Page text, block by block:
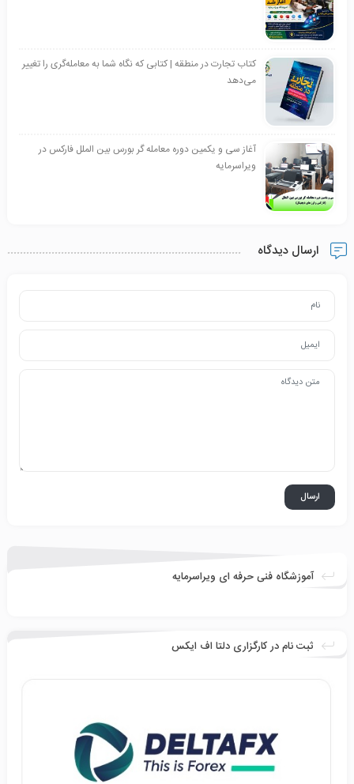
کتاب تجارت در منطقه | کتابی که نگاه شما به معامله‌گری را تغییر
می‌دهد
آغاز سی و یکمین دوره معامله گر بورس بین الملل فارکس در
ویراسرمایه
ارسال دیدگاه
آموزشگاه فنی حرفه ای ویراسرمایه
ثبت نام در کارگزاری دلتا اف ایکس